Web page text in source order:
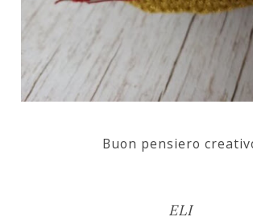
Buon pensiero
ELI